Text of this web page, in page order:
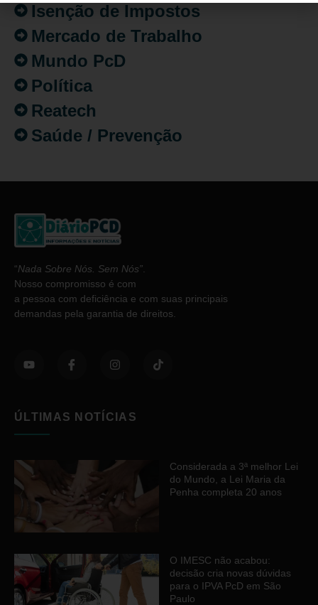
Isenção de Impostos
Mercado de Trabalho
Mundo PcD
Política
Reatech
Saúde / Prevenção
“Nada Sobre Nós. Sem Nós”
Nosso compromisso é com
a pessoa com deficiência e com suas principais
demandas pela garantia de direitos.
ÚLTIMAS NOTÍCIAS
Considerada a 3ª melhor Lei
do Mundo, a Lei Maria da
Penha completa 20 anos
O IMESC não acabou:
decisão cria novas dúvidas
para o IPVA PcD em São
Paulo